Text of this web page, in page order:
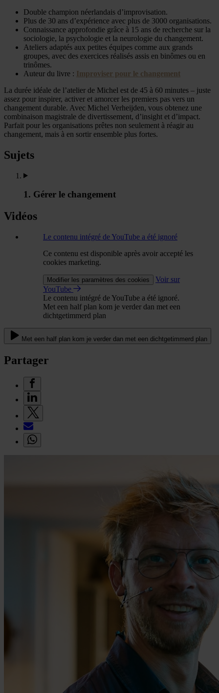
Double champion néerlandais d’improvisation.
Plus de 30 ans d’expérience avec plus de 3000 organisations.
Connaissance approfondie grâce à 15 ans de recherche sur la
sociologie, la psychologie et la neurologie du changement.
Ateliers adaptés aux petites équipes comme aux grands
groupes, avec des exercices réalisés assis en binômes ou en
trinômes.
Auteur du livre : Improviser pour le changement
La durée idéale de l’atelier de Michel est de 45 à 60 minutes – juste
assez pour inspirer, activer et amorcer les premiers pas vers un
changement durable. Avec Michel Verheijden, vous obtenez une
combinaison magistrale de divertissement, d’insight et d’impact.
Parfait pour les organisations prêtes non seulement à réagir au
changement, mais à en sortir ensemble plus fortes.
Sujets
1. Gérer le changement
Vidéos
Le contenu intégré de YouTube a été ignoré
Ce contenu est disponible après avoir accepté les
cookies marketing.
Modifier les paramètres des cookies
Voir sur
YouTube
Le contenu intégré de YouTube a été ignoré.
Met een half plan kom je verder dan met een
dichtgetimmerd plan
Met een half plan kom je verder dan met een dichtgetimmerd plan
Partager